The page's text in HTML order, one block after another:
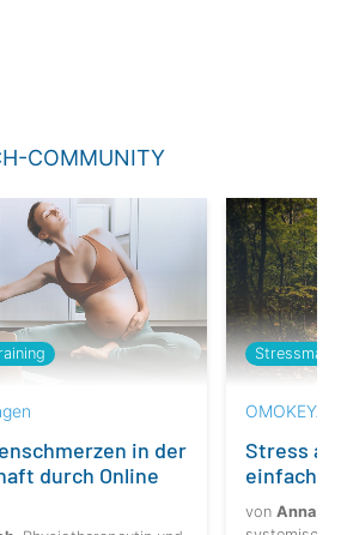
COMMUNITY
in der
durch Online
OMOKEYA-
Stress
einfache
von Anna